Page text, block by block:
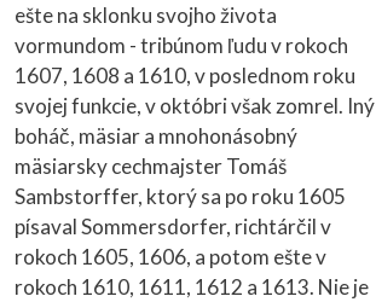
ešte na sklonku svojho života
vormundom - tribúnom ľudu v rokoch
1607, 1608 a 1610, v poslednom roku
svojej funkcie, v októbri však zomrel. Iný
boháč, mäsiar a mnohonásobný
mäsiarsky cechmajster Tomáš
Sambstorffer, ktorý sa po roku 1605
písaval Sommersdorfer, richtárčil v
rokoch 1605, 1606, a potom ešte v
rokoch 1610, 1611, 1612 a 1613. Nie je